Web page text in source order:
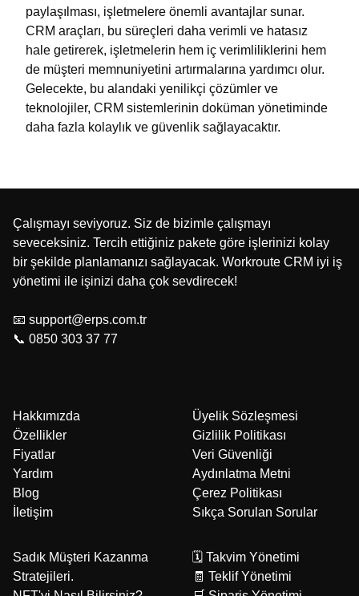
paylaşılması, işletmelere önemli avantajlar sunar.
CRM araçları, bu süreçleri daha verimli ve hatasız
hale getirerek, işletmelerin hem iç verimliliklerini hem
de müşteri memnuniyetini artırmalarına yardımcı olur.
Gelecekte, bu alandaki yenilikçi çözümler ve
teknolojiler, CRM sistemlerinin doküman yönetiminde
daha fazla kolaylık ve güvenlik sağlayacaktır.
Çalışmayı seviyoruz. Siz de bizimle çalışmayı
seveceksiniz. Tercih ettiğiniz pakete göre işlerinizi kolay
bir şekilde planlamanızı sağlayacak. Workroute CRM iyi iş
yönetimi ile işinizi daha çok sevdirecek!
📧 support@erps.com.tr
📞 0850 303 37 77
Hakkımızda
Özellikler
Fiyatlar
Yardım
Blog
İletişim
Üyelik Sözleşmesi
Gizlilik Politikası
Veri Güvenliği
Aydınlatma Metni
Çerez Politikası
Sıkça Sorulan Sorular
Sadık Müşteri Kazanma
Stratejileri.
🗓️ Takvim Yönetimi
🧾 Teklif Yönetimi